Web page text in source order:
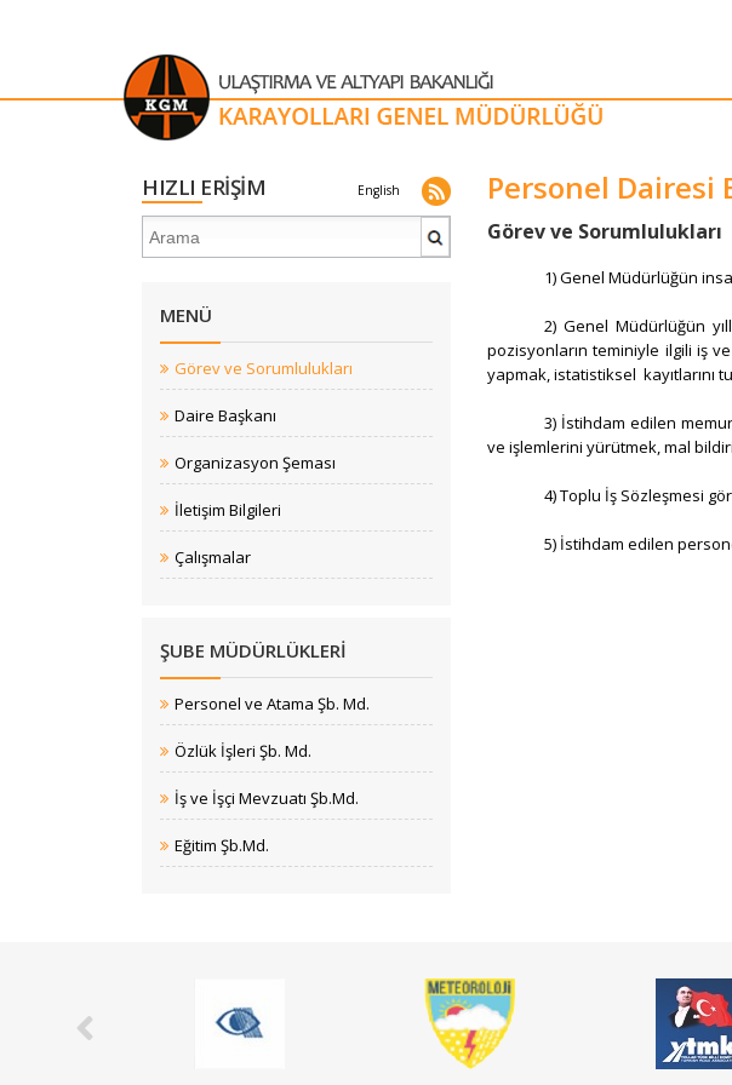
HIZLI ERİŞİM English
MENÜ
Görev ve Sorumlulukları
Daire Başkanı
Organizasyon Şeması
İletişim Bilgileri
Çalışmalar
ŞUBE MÜDÜRLÜKLERI
Personel ve Atama Şb. Md.
Özlük İşleri Şb. Md.
İş ve İşçi Mevzuatı Şb.Md.
Eğitim Şb.Md.
Personel Dairesi
​Görev ve Sorumlulukları
1) Genel Müdürlüğün
2) Genel Müdürlüğün
pozisyonların teminiyle ilgili iş
yapmak, istatistiksel kayıtlarını
3) İstihdam edilen
ve işlemlerini yürütmek, mal
4) Toplu İş Sözleşmesi
5) İstihdam edilen